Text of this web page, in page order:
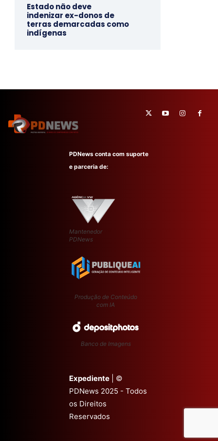
Estado não deve
indenizar ex-donos de
terras demarcadas como
indígenas
PDNews conta com suporte
e parceria de:
Mantenedor
PDNews
Produção de Conteúdo
com IA
Banco de Imagens
Expediente | ©
PDNews 2025 - Todos
os Direitos
Reservados